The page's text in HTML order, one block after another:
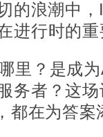
的浪潮中
进行时的
里？是成
务者？这
都在为答案